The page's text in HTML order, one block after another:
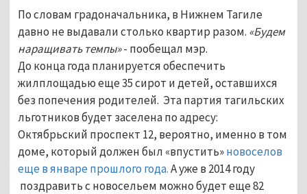
По словам градоначальника, в Нижнем Тагиле
давно не выдавали столько квартир разом. «Будем
наращивать темпы»- пообещал мэр.
До конца года планируется обеспечить
жилплощадью еще 35 сирот и детей, оставшихся
без попечения родителей. Эта партия тагильских
льготников будет заселена по адресу:
Октябрьский проспект 12, вероятно, именно в том
доме, который должен был «впустить»новоселов
еще в январе прошлого года.А уже в 2014 году
поздравить с новосельем можно будет еще 82